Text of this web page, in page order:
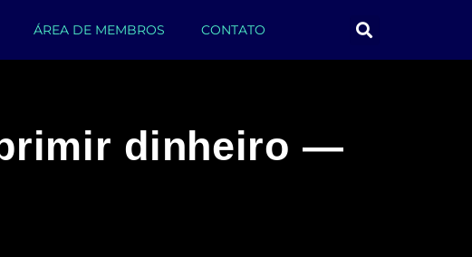
ÁREA DE MEMBROS CONTATO
dinheiro —